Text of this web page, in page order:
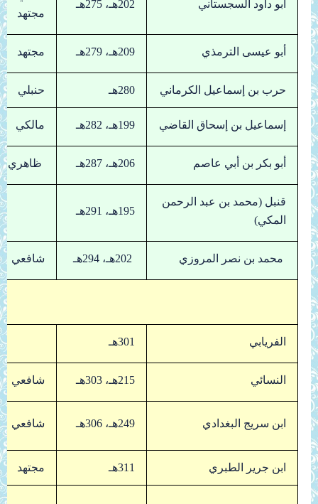
أبو داود السجستاني 202هـ، 275هـ
مجتهد
أبو عيسى الترمذي 209هـ، 279هـ مجتهد
حرب بن إسماعيل الكرماني 280هـ حنبلي
إسماعيل بن إسحاق القاضي 199هـ، 282هـ مالكي
أبو بكر بن أبي عاصم 206هـ، 287هـ ظاهري
قنبل (محمد بن عبد الرحمن
المكي)
195هـ، 291هـ
محمد بن نصر المروزي شافعي
الفريابي 301هـ
النسائي 215هـ، 303هـ شافعي
ابن سريج البغدادي 249هـ، 306هـ شافعي
ابن جرير الطبري 311هـ مجتهد